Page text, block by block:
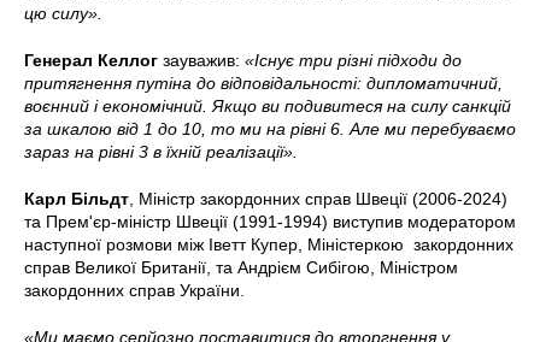
цю силу».
Генерал Келлог зауважив: «Існує три різні підходи до
притягнення путіна до відповідальності: дипломатичний,
воєнний і економічний. Якщо ви подивитеся на силу санкцій
за шкалою від 1 до 10, то ми на рівні 6. Але ми перебуваємо
зараз на рівні 3 в їхній реалізації».
Карл Більдт , Міністр закордонних справ Швеції (2006-2024)
та Прем'єр-міністр Швеції (1991-1994) виступив модератором
наступної розмови між Іветт Купер, Міністеркою закордонних
справ Великої Британії, та Андрієм Сибігою, Міністром
закордонних справ України.
«Ми маємо серйозно поставитися до вторгнення у